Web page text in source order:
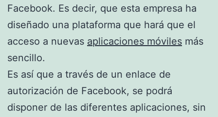
Facebook. Es decir, que esta empresa ha
diseñado una plataforma que hará que el
acceso a nuevas aplicaciones móviles más
sencillo.
Es así que a través de un enlace de
autorización de Facebook, se podrá
disponer de las diferentes aplicaciones, sin